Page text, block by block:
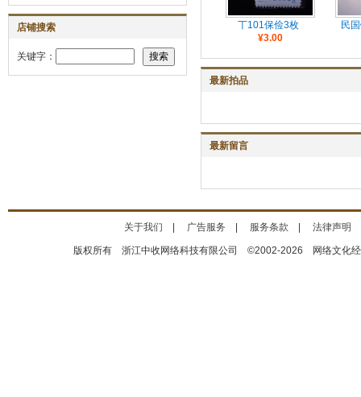
店铺搜索
关键字：
丅101保俭3枚
¥3.00
民
最新拍品
最新留言
关于我们 广告服务 服务条款 法律声明
版权所有 浙江中收网络科技有限公司 ©2002-2026 网络文化经